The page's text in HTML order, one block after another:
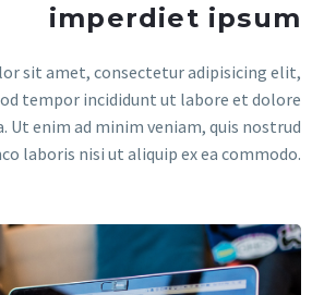
imperdiet ipsum
sit amet, consectetur adipisicing elit,
tempor incididunt ut labore et dolore
Ut enim ad minim veniam, quis nostrud
laboris nisi ut aliquip ex ea commodo.